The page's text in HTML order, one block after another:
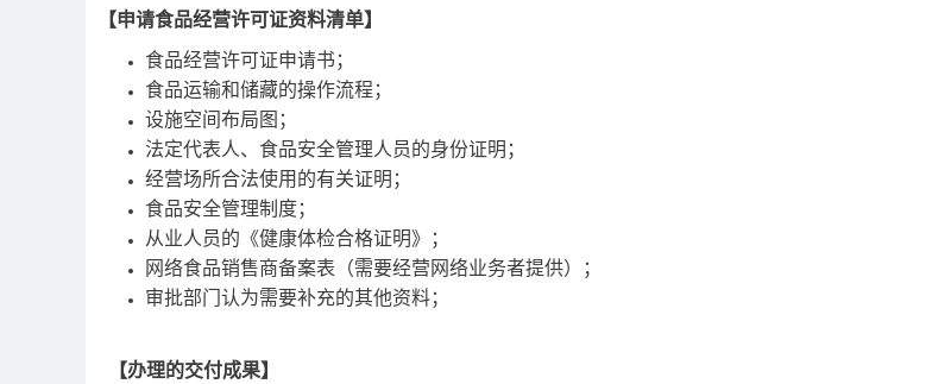
【申请食品经营许可证资料清单】
食品经营许可证申请书；
食品运输和储藏的操作流程；
设施空间布局图；
法定代表人、食品安全管理人员的身份证明；
经营场所合法使用的有关证明；
食品安全管理制度；
从业人员的《健康体检合格证明》；
网络食品销售商备案表（需要经营网络业务者提供）；
审批部门认为需要补充的其他资料；
【办理的交付成果】